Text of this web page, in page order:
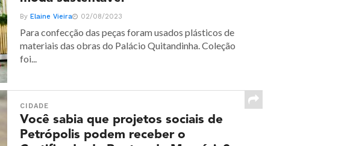
ByElaine Vieira 02/08/2023
Para confecção das peças foram usados plásticos de
materiais das obras do Palácio Quitandinha. Coleção
foi...
CIDADE
Você sabia que projetos sociais de
Petrópolis podem receber o